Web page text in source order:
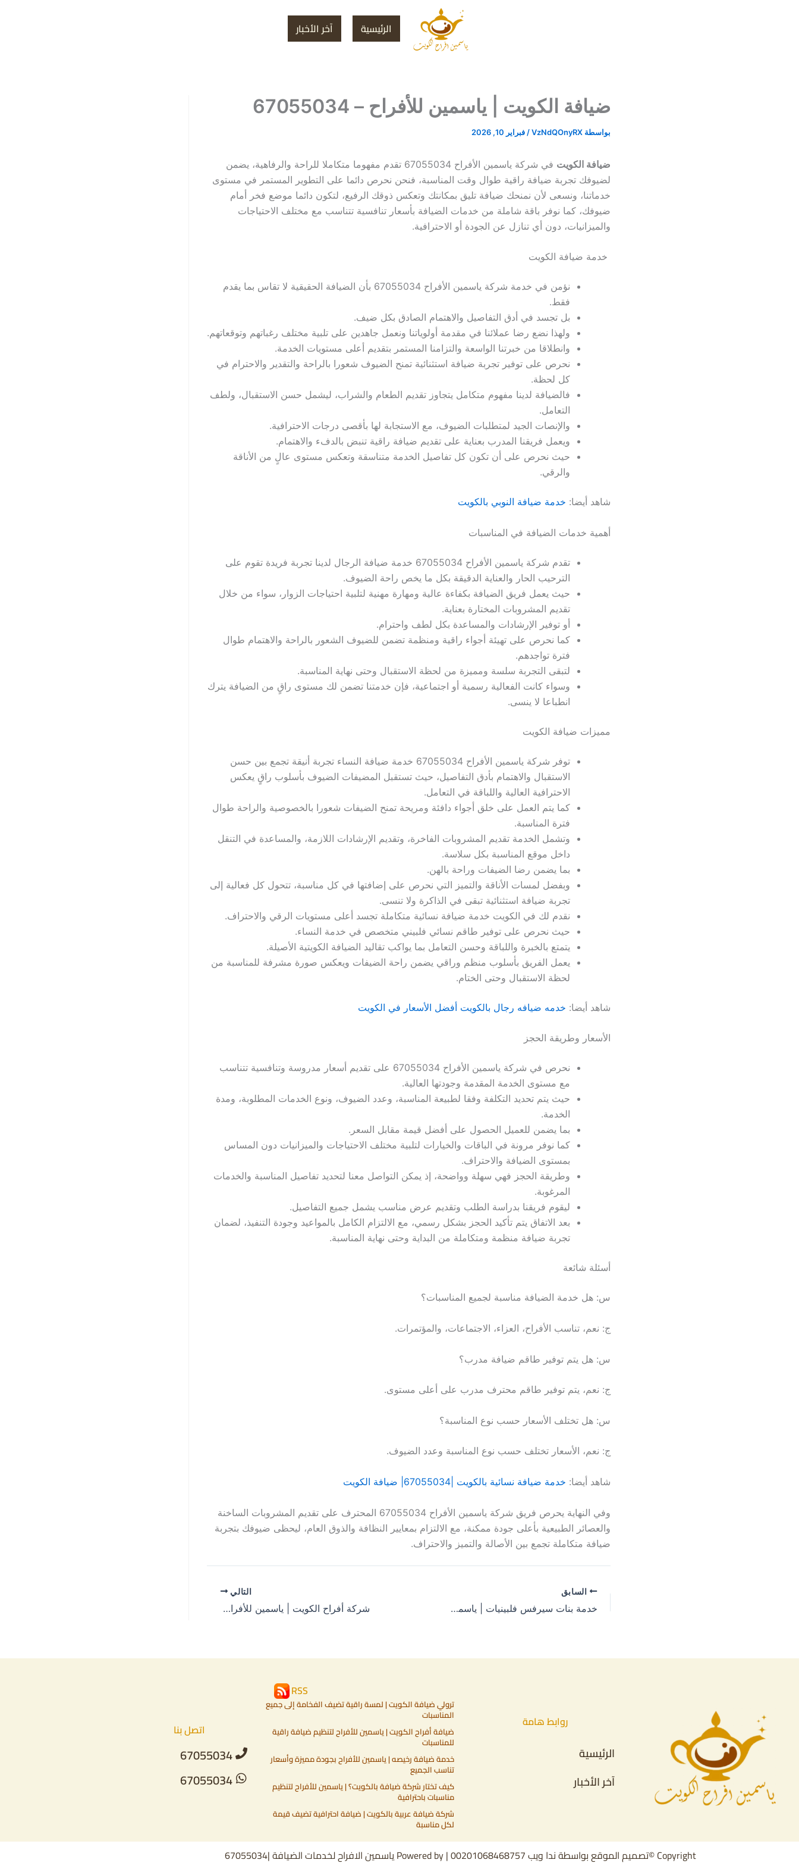
الرئيسية آخر الأخبار
ضيافة الكويت | ياسمين للأفراح – 67055034
بواسطة VzNdQOnyRX
/ فبراير 10, 2026
ضيافة الكويت
في شركة ياسمين الأفراح 67055034 تقدم مفهوما متكاملا للراحة والرفاهية، يضمن
لضيوفك تجربة ضيافة راقية طوال وقت المناسبة، فنحن نحرص دائما على التطوير المستمر في مستوى
خدماتنا، ونسعى لأن نمنحك ضيافة تليق بمكانتك وتعكس ذوقك الرفيع، لتكون دائما موضع فخر أمام
ضيوفك، كما نوفر باقة شاملة من خدمات الضيافة بأسعار تنافسية تتناسب مع مختلف الاحتياجات
والميزانيات، دون أي تنازل عن الجودة أو الاحترافية.
خدمة ضيافة الكويت
نؤمن في خدمة شركة ياسمين الأفراح 67055034 بأن الضيافة الحقيقية لا تقاس بما يقدم
فقط.
بل تجسد في أدق التفاصيل والاهتمام الصادق بكل ضيف.
ولهذا نضع رضا عملائنا في مقدمة أولوياتنا ونعمل جاهدين على تلبية مختلف رغباتهم وتوقعاتهم.
وانطلاقا من خبرتنا الواسعة والتزامنا المستمر بتقديم أعلى مستويات الخدمة.
نحرص على توفير تجربة ضيافة استثنائية تمنح الضيوف شعورا بالراحة والتقدير والاحترام في
كل لحظة.
فالضيافة لدينا مفهوم متكامل يتجاوز تقديم الطعام والشراب، ليشمل حسن الاستقبال، ولطف
التعامل.
والإنصات الجيد لمتطلبات الضيوف، مع الاستجابة لها بأقصى درجات الاحترافية.
ويعمل فريقنا المدرب بعناية على تقديم ضيافة راقية تنبض بالدفء والاهتمام.
حيث نحرص على أن تكون كل تفاصيل الخدمة متناسقة وتعكس مستوى عالٍ من الأناقة
والرقي.
شاهد أيضا: خدمة ضيافة النوبي بالكويت
أهمية خدمات الضيافة في المناسبات
تقدم شركة ياسمين الأفراح 67055034 خدمة ضيافة الرجال لدينا تجربة فريدة تقوم على
الترحيب الحار والعناية الدقيقة بكل ما يخص راحة الضيوف.
حيث يعمل فريق الضيافة بكفاءة عالية ومهارة مهنية لتلبية احتياجات الزوار، سواء من خلال
تقديم المشروبات المختارة بعناية.
أو توفير الإرشادات والمساعدة بكل لطف واحترام.
كما نحرص على تهيئة أجواء راقية ومنظمة تضمن للضيوف الشعور بالراحة والاهتمام طوال
فترة تواجدهم.
لتبقى التجربة سلسة ومميزة من لحظة الاستقبال وحتى نهاية المناسبة.
وسواء كانت الفعالية رسمية أو اجتماعية، فإن خدمتنا تضمن لك مستوى راقٍ من الضيافة يترك
انطباعا لا ينسى.
مميزات ضيافة الكويت
توفر شركة ياسمين الأفراح 67055034 خدمة ضيافة النساء تجربة أنيقة تجمع بين حسن
الاستقبال والاهتمام بأدق التفاصيل، حيث تستقبل المضيفات الضيوف بأسلوب راقٍ يعكس
الاحترافية العالية واللباقة في التعامل.
كما يتم العمل على خلق أجواء دافئة ومريحة تمنح الضيفات شعورا بالخصوصية والراحة طوال
فترة المناسبة.
وتشمل الخدمة تقديم المشروبات الفاخرة، وتقديم الإرشادات اللازمة، والمساعدة في التنقل
داخل موقع المناسبة بكل سلاسة.
بما يضمن رضا الضيفات وراحة بالهن.
وبفضل لمسات الأناقة والتميز التي نحرص على إضافتها في كل مناسبة، تتحول كل فعالية إلى
تجربة ضيافة استثنائية تبقى في الذاكرة ولا تنسى.
نقدم لك في الكويت خدمة ضيافة نسائية متكاملة تجسد أعلى مستويات الرقي والاحتراف.
حيث نحرص على توفير طاقم نسائي فلبيني متخصص في خدمة النساء.
يتمتع بالخبرة واللباقة وحسن التعامل بما يواكب تقاليد الضيافة الكويتية الأصيلة.
يعمل الفريق بأسلوب منظم وراقي يضمن راحة الضيفات ويعكس صورة مشرفة للمناسبة من
لحظة الاستقبال وحتى الختام.
شاهد أيضا: خدمه ضيافه رجال بالكويت أفضل الأسعار في الكويت
الأسعار وطريقة الحجز
نحرص في شركة ياسمين الأفراح 67055034 على تقديم أسعار مدروسة وتنافسية تتناسب
مع مستوى الخدمة المقدمة وجودتها العالية.
حيث يتم تحديد التكلفة وفقا لطبيعة المناسبة، وعدد الضيوف، ونوع الخدمات المطلوبة، ومدة
الخدمة.
بما يضمن للعميل الحصول على أفضل قيمة مقابل السعر.
كما نوفر مرونة في الباقات والخيارات لتلبية مختلف الاحتياجات والميزانيات دون المساس
بمستوى الضيافة والاحتراف.
وطريقة الحجز فهي سهلة وواضحة، إذ يمكن التواصل معنا لتحديد تفاصيل المناسبة والخدمات
المرغوبة.
ليقوم فريقنا بدراسة الطلب وتقديم عرض مناسب يشمل جميع التفاصيل.
بعد الاتفاق يتم تأكيد الحجز بشكل رسمي، مع الالتزام الكامل بالمواعيد وجودة التنفيذ، لضمان
تجربة ضيافة منظمة ومتكاملة من البداية وحتى نهاية المناسبة.
أسئلة شائعة
س: هل خدمة الضيافة مناسبة لجميع المناسبات؟
ج: نعم، تناسب الأفراح، العزاء، الاجتماعات، والمؤتمرات.
س: هل يتم توفير طاقم ضيافة مدرب؟
ج: نعم، يتم توفير طاقم محترف مدرب على أعلى مستوى.
س: هل تختلف الأسعار حسب نوع المناسبة؟
ج: نعم، الأسعار تختلف حسب نوع المناسبة وعدد الضيوف.
شاهد أيضا: خدمة ضيافة نسائية بالكويت |67055034| ضيافة الكويت
وفي النهاية يحرص فريق شركة ياسمين الأفراح 67055034 المحترف على تقديم المشروبات الساخنة
والعصائر الطبيعية بأعلى جودة ممكنة، مع الالتزام بمعايير النظافة والذوق العام، ليحظى ضيوفك بتجربة
ضيافة متكاملة تجمع بين الأصالة والتميز والاحتراف.
السابق
خدمة بنات سيرفس فلبينيات | ياسمين للأفراح – 67055034
التالي
شركة أفراح الكويت | ياسمين للأفراح – 67055034
روابط هامة
الرئيسية
آخر الأخبار
RSS
ترولي ضيافة الكويت | لمسة راقية تضيف الفخامة إلى جميع
المناسبات
ضيافة أفراح الكويت | ياسمين للأفراح لتنظيم ضيافة راقية
للمناسبات
خدمة ضيافة رخيصه | ياسمين للأفراح بجودة مميزة وأسعار
تناسب الجميع
كيف تختار شركة ضيافة بالكويت؟ | ياسمين للأفراح لتنظيم
مناسبات باحترافية
شركة ضيافة عربية بالكويت | ضيافة احترافية تضيف قيمة
لكل مناسبة
اتصل بنا
67055034
67055034
Copyright ©تصميم الموقع بواسطة ندا ويب 00201068468757 | Powered by ياسمين الافراح لخدمات الضيافة |67055034